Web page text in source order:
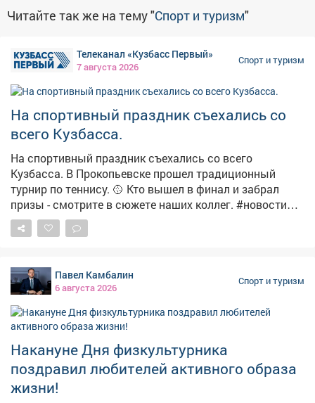
Читайте так же на тему "Спорт и туризм"
Телеканал «Кузбасс Первый»
7 августа 2026
Спорт и туризм
На спортивный праздник съехались со
всего Кузбасса.
На спортивный праздник съехались со всего
Кузбасса. В Прокопьевске прошел традиционный
турнир по теннису. 🥎 Кто вышел в финал и забрал
призы - смотрите в сюжете наших коллег. #новости
#спорт #теннис
Павел Камбалин
6 августа 2026
Спорт и туризм
Накануне Дня физкультурника
поздравил любителей активного образа
жизни!